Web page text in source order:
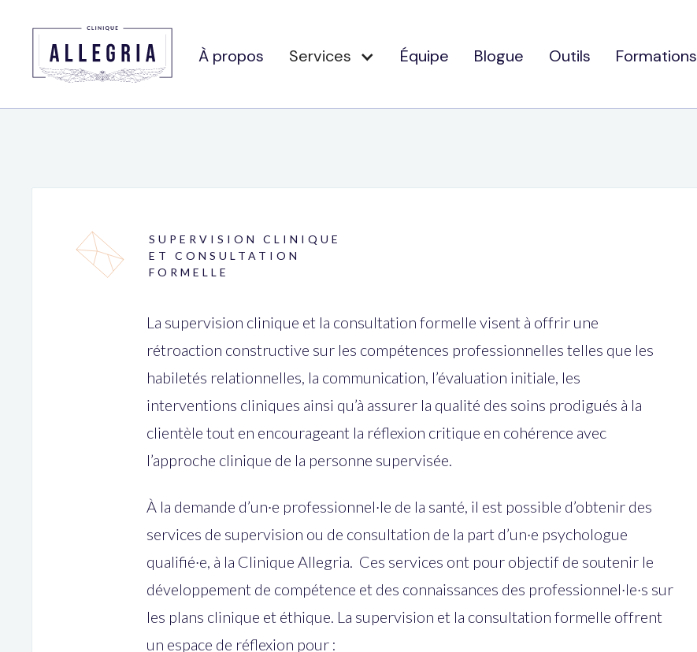
À propos Services Équipe Blogue Outils Formations
SUPERVISION CLINIQUE
ET CONSULTATION
FORMELLE
La supervision clinique et la consultation formelle visent à offrir une
rétroaction constructive sur les compétences professionnelles telles que les
habiletés relationnelles, la communication, l’évaluation initiale, les
interventions cliniques ainsi qu’à assurer la qualité des soins prodigués à la
clientèle tout en encourageant la réflexion critique en cohérence avec
l’approche clinique de la personne supervisée.
À la demande d’un·e professionnel·le de la santé, il est possible d’obtenir des
services de supervision ou de consultation de la part d’un·e psychologue
qualifié·e, à la Clinique Allegria. Ces services ont pour objectif de soutenir le
développement de compétence et des connaissances des professionnel·le·s sur
les plans clinique et éthique. La supervision et la consultation formelle offrent
un espace de réflexion pour :